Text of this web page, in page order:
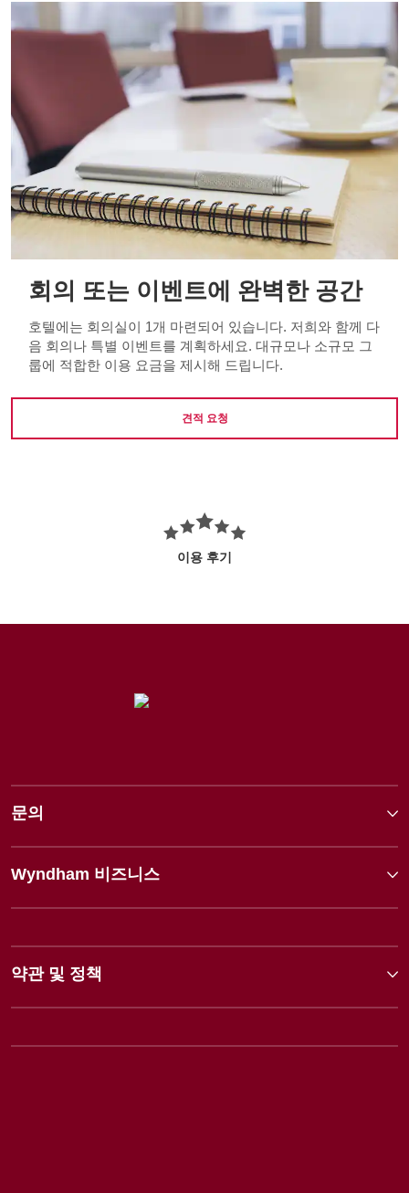
회의 또는 이벤트에 완벽한 공간
호텔에는 회의실이 1개 마련되어 있습니다. 저희와 함께 다
음 회의나 특별 이벤트를 계획하세요. 대규모나 소규모 그
룹에 적합한 이용 요금을 제시해 드립니다.
견적 요청
이용 후기
문의
Wyndham 비즈니스
약관 및 정책